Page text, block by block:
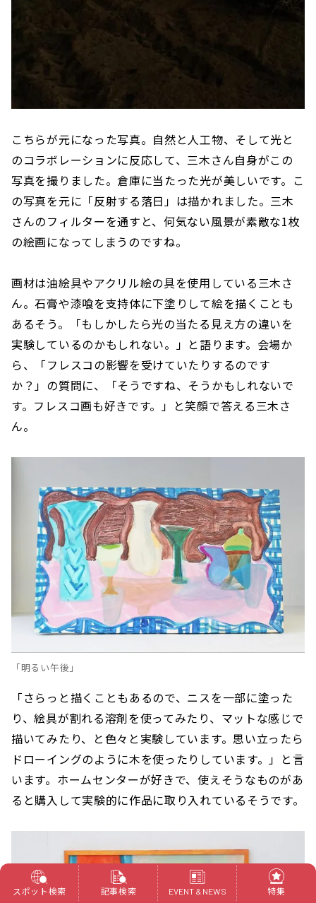
こちらが元になった写真。自然と人工物、そして光と
のコラボレーションに反応して、三木さん自身がこの
写真を撮りました。倉庫に当たった光が美しいです。こ
の写真を元に「反射する落日」は描かれました。三木
さんのフィルターを通すと、何気ない風景が素敵な1枚
の絵画になってしまうのですね。
画材は油絵具やアクリル絵の具を使用している三木さ
ん。石膏や漆喰を支持体に下塗りして絵を描くことも
あるそう。「もしかしたら光の当たる見え方の違いを
実験しているのかもしれない。」と語ります。会場か
ら、「フレスコの影響を受けていたりするのです
か？」の質問に、「そうですね、そうかもしれないで
す。フレスコ画も好きです。」と笑顔で答える三木さ
ん。
「明るい午後」
「さらっと描くこともあるので、ニスを一部に塗った
り、絵具が割れる溶剤を使ってみたり、マットな感じで
描いてみたり、と色々と実験しています。思い立ったら
ドローイングのように木を使ったりしています。」と言
います。ホームセンターが好きで、使えそうなものがあ
ると購入して実験的に作品に取り入れているそうです。
スポット検索 記事検索 EVENT & NEWS 特集